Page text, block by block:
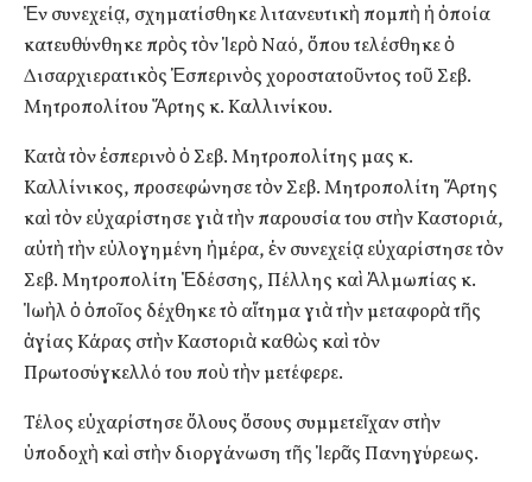
Ἐν συνεχείᾳ, σχηματίσθηκε λιτανευτικὴ πομπὴ ἡ ὁποία
κατευθύνθηκε πρὸς τὸν Ἱερὸ Ναό, ὅπου τελέσθηκε ὁ
Δισαρχιερατικὸς Ἑσπερινὸς χοροστατοῦντος τοῦ Σεβ.
Μητροπολίτου Ἄρτης κ. Καλλινίκου.
Κατὰ τὸν ἑσπερινὸ ὁ Σεβ. Μητροπολίτης μας κ.
Καλλίνικος, προσεφώνησε τὸν Σεβ. Μητροπολίτη Ἄρτης
καὶ τὸν εὐχαρίστησε γιὰ τὴν παρουσία του στὴν Καστοριά,
αὐτὴ τὴν εὐλογημένη ἡμέρα, ἐν συνεχείᾳ εὐχαρίστησε τὸν
Σεβ. Μητροπολίτη Ἐδέσσης, Πέλλης καὶ Ἀλμωπίας κ.
Ἰωὴλ ὁ ὁποῖος δέχθηκε τὸ αἴτημα γιὰ τὴν μεταφορὰ τῆς
ἁγίας Κάρας στὴν Καστοριὰ καθὼς καὶ τὸν
Πρωτοσύγκελλό του ποὺ τὴν μετέφερε.
Τέλος εὐχαρίστησε ὅλους ὅσους συμμετεῖχαν στὴν
ὑποδοχὴ καὶ στὴν διοργάνωση τῆς Ἱερᾶς Πανηγύρεως.